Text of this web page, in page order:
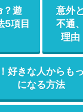
？遊
5項目
意外
不通
理由
好きな人からも
になる方法